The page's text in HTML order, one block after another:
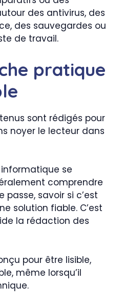
des antivirus, des
des sauvegardes ou
de travail.
pratique
sont rédigés pour
noyer le lecteur dans
se
comprendre
savoir si c’est
solution fiable. C’est
la rédaction des
pour être lisible,
même lorsqu’il